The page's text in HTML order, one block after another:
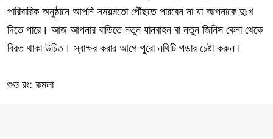
পারিবারিক অনুষ্ঠানে আপনি সময়মতো পৌঁছতে পারবেন না যা আপনাকে দুঃখ
দিতে পারে। আজ আপনার বাড়িতে নতুন যানবাহন বা নতুন জিনিস কেনা থেকে
বিরত থাকা উচিত। স্বাক্ষর করার আগে পুরো নথিটি পড়ার চেষ্টা করুন।
শুভ রং: কমলা